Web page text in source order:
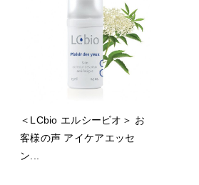
＜LCbio エルシービオ＞ お
客様の声 アイケアエッセ
ン...